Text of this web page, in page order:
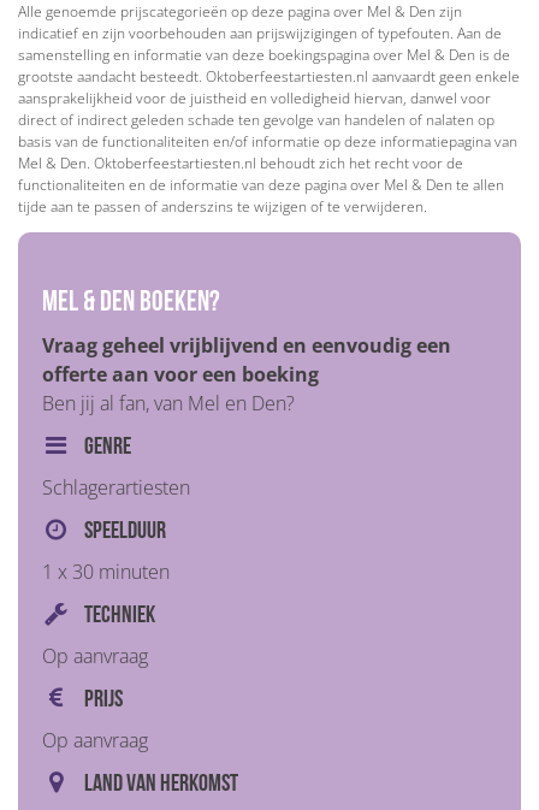
Alle genoemde prijscategorieën op deze pagina over Mel & Den zijn
indicatief en zijn voorbehouden aan prijswijzigingen of typefouten. Aan de
samenstelling en informatie van deze boekingspagina over Mel & Den is de
grootste aandacht besteedt. Oktoberfeestartiesten.nl aanvaardt geen enkele
aansprakelijkheid voor de juistheid en volledigheid hiervan, danwel voor
direct of indirect geleden schade ten gevolge van handelen of nalaten op
basis van de functionaliteiten en/of informatie op deze informatiepagina van
Mel & Den. Oktoberfeestartiesten.nl behoudt zich het recht voor de
functionaliteiten en de informatie van deze pagina over Mel & Den te allen
tijde aan te passen of anderszins te wijzigen of te verwijderen.
Mel & Den boeken?
Vraag geheel vrijblijvend en eenvoudig een
offerte aan voor een boeking
Ben jij al fan, van Mel en Den?
Genre
Schlagerartiesten
Speelduur
1 x 30 minuten
Techniek
Op aanvraag
Prijs
Op aanvraag
Land van herkomst